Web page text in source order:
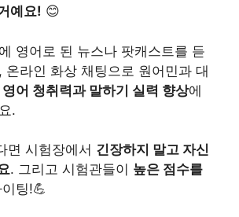
예요! 😊
영어로 된 뉴스나 팟캐스트를 듣
온라인 화상 채팅으로 원어민과 대
영어 청취력과 말하기 실력 향상에
.
면 시험장에서 긴장하지 말고 자신
. 그리고 시험관들이 높은 점수를
팅!💪